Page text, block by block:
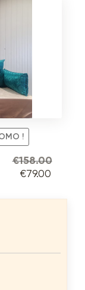
!
€158.00
Le
initial
€79.00
actuel